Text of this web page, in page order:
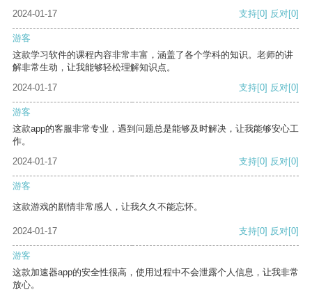
2024-01-17 支持[0] 反对[0]
游客
这款学习软件的课程内容非常丰富，涵盖了各个学科的知识。老师的讲
解非常生动，让我能够轻松理解知识点。
2024-01-17
支持[0] 反对[0]
游客
这款app的客服非常专业，遇到问题总是能够及时解决，让我能够安心工
作。
2024-01-17
支持[0] 反对[0]
游客
这款游戏的剧情非常感人，让我久久不能忘怀。
2024-01-17 支持[0] 反对[0]
游客
这款加速器app的安全性很高，使用过程中不会泄露个人信息，让我非常
放心。